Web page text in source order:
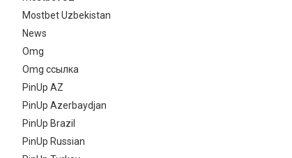
Mostbet Uzbekistan
News
Omg
Omg ссылка
PinUp AZ
PinUp Azerbaydjan
PinUp Brazil
PinUp Russian